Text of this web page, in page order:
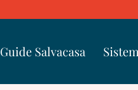
Guide Salvacasa